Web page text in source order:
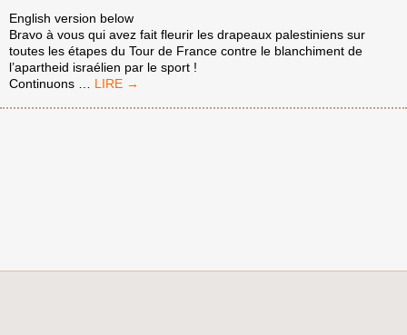
English version below
Bravo à vous qui avez fait fleurir les drapeaux palestiniens sur
toutes les étapes du Tour de France contre le blanchiment de
l’apartheid israélien par le sport !
Continuons … APPEL